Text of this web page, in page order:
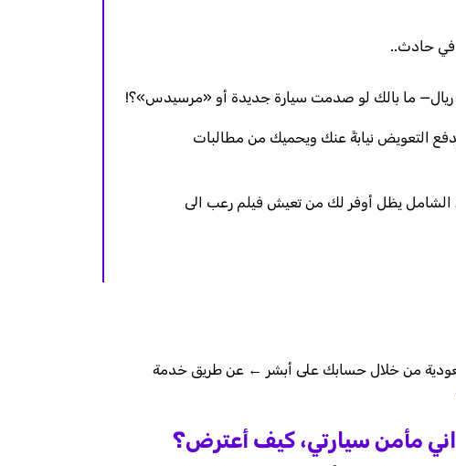
التعويض نيابةً عنك ويحميك من مطالبات
الشامل يظل أوفر لك من تعيش فيلم رعب الى
من خلال حسابك على أبشر ← عن طريق خدمة
اني مأمن سيارتي، كيف أعترض؟